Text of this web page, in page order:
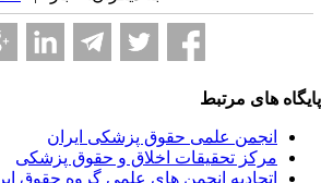
های مرتبط
انجمن علمی حقوق پزشکی ایران
مرکز تحقیقات اخلاق و حقوق پزشکی
اتحادیه انجمن های علمی گروه حقوق ایران